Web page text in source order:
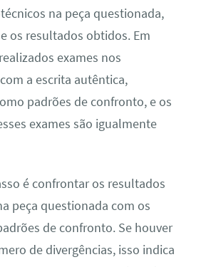
na peça questionada,
os resultados obtidos. Em
exames nos
a escrita autêntica,
padrões de confronto, e os
exames são igualmente
é confrontar os resultados
peça questionada com os
de confronto. Se houver
de divergências, isso indica